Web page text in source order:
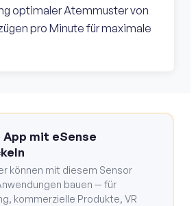
optimaler Atemmuster von
pro Minute für maximale
App mit eSense
können mit diesem Sensor
bauen — für
kommerzielle Produkte, VR